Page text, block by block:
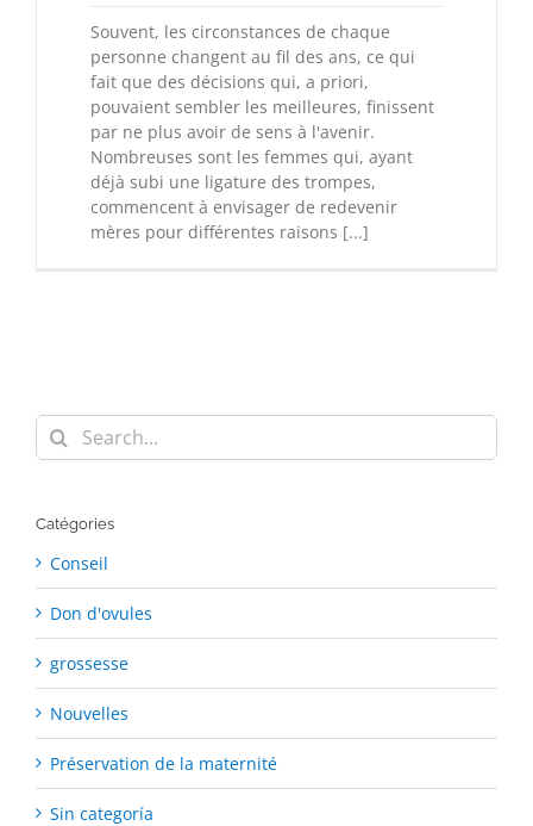
Souvent, les circonstances de chaque
personne changent au fil des ans, ce qui
fait que des décisions qui, a priori,
pouvaient sembler les meilleures, finissent
par ne plus avoir de sens à l'avenir.
Nombreuses sont les femmes qui, ayant
déjà subi une ligature des trompes,
commencent à envisager de redevenir
mères pour différentes raisons [...]
Search
for:
Catégories
Conseil
Don d'ovules
grossesse
Nouvelles
Préservation de la maternité
Sin categoría